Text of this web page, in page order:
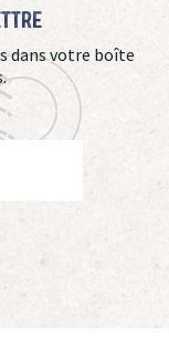
dans votre boîte